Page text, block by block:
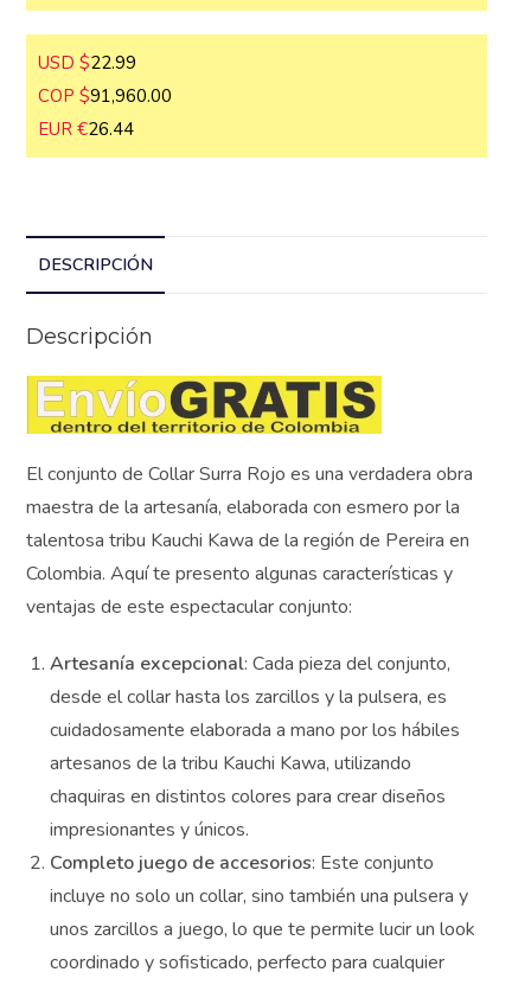
USD $22.99
COP $91,960.00
EUR €26.44
DESCRIPCIÓN
Descripción
El conjunto de Collar Surra Rojo es una verdadera obra
maestra de la artesanía, elaborada con esmero por la
talentosa tribu Kauchi Kawa de la región de Pereira en
Colombia. Aquí te presento algunas características y
ventajas de este espectacular conjunto:
Artesanía excepcional: Cada pieza del conjunto,
desde el collar hasta los zarcillos y la pulsera, es
cuidadosamente elaborada a mano por los hábiles
artesanos de la tribu Kauchi Kawa, utilizando
chaquiras en distintos colores para crear diseños
impresionantes y únicos.
Completo juego de accesorios: Este conjunto
incluye no solo un collar, sino también una pulsera y
unos zarcillos a juego, lo que te permite lucir un look
coordinado y sofisticado, perfecto para cualquier